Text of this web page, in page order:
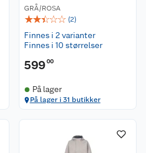
GRÅ/ROSA
☆☆☆☆☆ (2)
Finnes i 2 varianter
Finnes i 10 størrelser
59900
På lager
På lager i 31 butikker